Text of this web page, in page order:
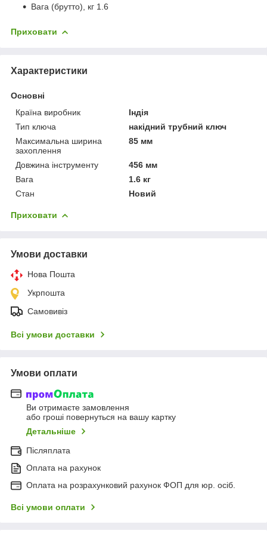
Вага (брутто), кг 1.6
Приховати
Характеристики
Основні
Країна виробник
Індія
Тип ключа
накідний трубний ключ
Максимальна ширина
захоплення
85 мм
Довжина інструменту
456 мм
Вага
1.6 кг
Стан
Новий
Приховати
Умови доставки
Нова Пошта
Укрпошта
Самовивіз
Всі умови доставки
Умови оплати
Ви отримаєте замовлення
або гроші повернуться на вашу картку
Детальніше
Післяплата
Оплата на рахунок
Оплата на розрахунковий рахунок ФОП для юр. осіб.
Всі умови оплати